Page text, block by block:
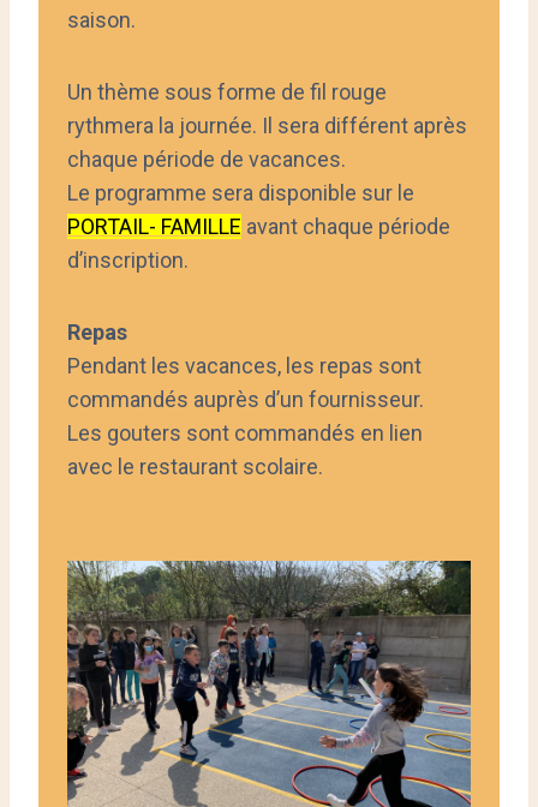
saison.
Un thème sous forme de fil rouge
rythmera la journée. Il sera différent après
chaque période de vacances.
Le programme sera disponible sur le
PORTAIL- FAMILLE avant chaque période
d’inscription.
Repas
Pendant les vacances, les repas sont
commandés auprès d’un fournisseur.
Les gouters sont commandés en lien
avec le restaurant scolaire.